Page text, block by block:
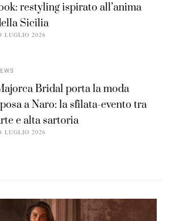
restyling ispirato all’anima
Sicilia
LUGLIO 2026
Bridal porta la moda
a Naro: la sfilata-evento tra
e alta sartoria
LUGLIO 2026